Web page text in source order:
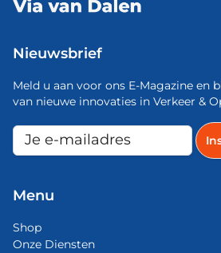
Nieuwsbrief
Meld u aan voor ons E-Magazine en
van nieuwe innovaties in Verkeer &
Menu
Shop
Onze Diensten